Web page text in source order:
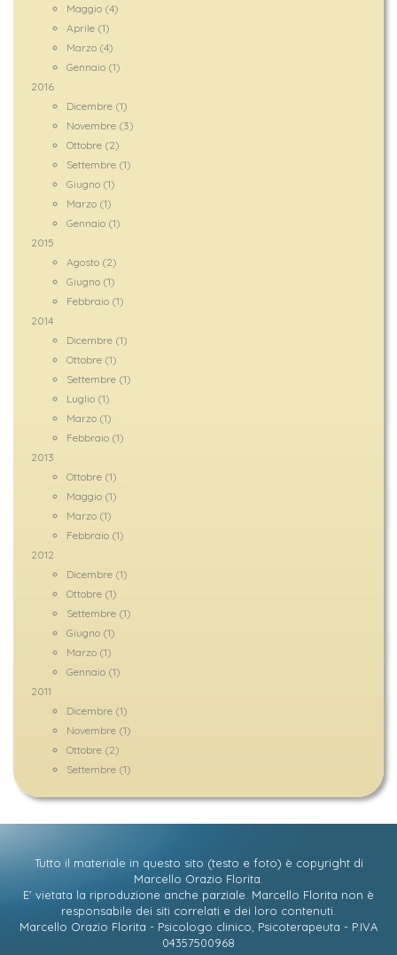
Maggio (4)
Aprile (1)
Marzo (4)
Gennaio (1)
2016
Dicembre (1)
Novembre (3)
Ottobre (2)
Settembre (1)
Giugno (1)
Marzo (1)
Gennaio (1)
2015
Agosto (2)
Giugno (1)
Febbraio (1)
2014
Dicembre (1)
Ottobre (1)
Settembre (1)
Luglio (1)
Marzo (1)
Febbraio (1)
2013
Ottobre (1)
Maggio (1)
Marzo (1)
Febbraio (1)
2012
Dicembre (1)
Ottobre (1)
Settembre (1)
Giugno (1)
Marzo (1)
Gennaio (1)
2011
Dicembre (1)
Novembre (1)
Ottobre (2)
Settembre (1)
Tutto il materiale in questo sito (testo e foto) è copyright di
Marcello Orazio Florita
E' vietata la riproduzione anche parziale. Marcello Florita non è
responsabile dei siti correlati e dei loro contenuti.
Marcello Orazio Florita - Psicologo clinico, Psicoterapeuta - P.IVA
04357500968